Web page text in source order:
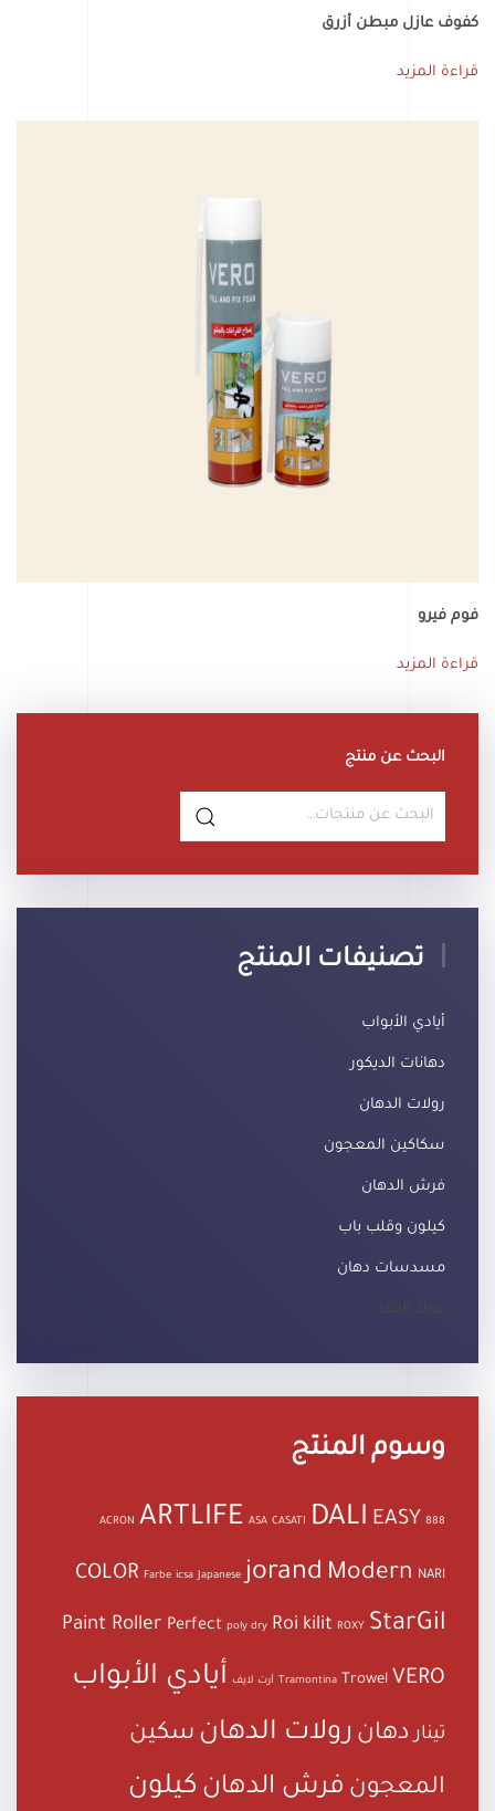
كفوف عازل مبطن أزرق
قراءة المزيد
فوم فيرو
قراءة المزيد
البحث عن منتج
البحث
تصنيفات المنتج
أيادي الأبواب
دهانات الديكور
رولات الدهان
سكاكين المعجون
فرش الدهان
كيلون وقلب باب
مسدسات دهان
وسوم المنتج
888
ACRON ARTLIFE ASA CASATI DALI EASY
COLOR Farbe icsa Japanese jorand Modern NARI
Paint Roller Perfect poly dry Roi kilit ROXY StarGil
Tramontina Trowel VERO آرت لايف أيادي الأبواب
تينار دهان رولات الدهان سكين
المعجون فرش الدهان كيلون